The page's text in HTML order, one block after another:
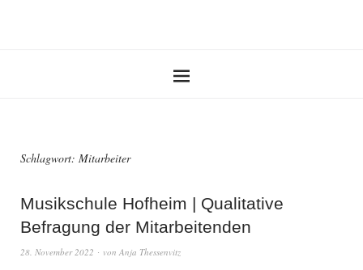
Schlagwort: Mitarbeiter
Musikschule Hofheim | Qualitative
Befragung der Mitarbeitenden
28. November 2022 von Anja Thessenvitz